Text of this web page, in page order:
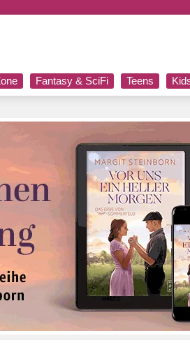
Fantasy & SciFi Teens